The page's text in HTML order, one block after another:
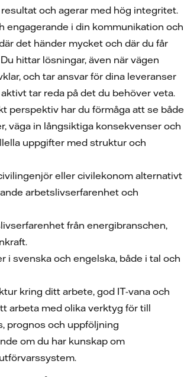
och agerar med hög integritet.
engagerande i din kommunikation och
det händer mycket och där du får
hittar lösningar, även när vägen
och tar ansvar för dina leveranser
tar reda på det du behöver veta.
perspektiv har du förmåga att se både
väga in långsiktiga konsekvenser och
uppgifter med struktur och
eller civilekonom alternativt
arbetslivserfarenhet och
från energibranschen,
i svenska och engelska, både i tal och
kring ditt arbete, god IT-vana och
arbeta med olika verktyg för till
prognos och uppföljning
om du har kunskap om